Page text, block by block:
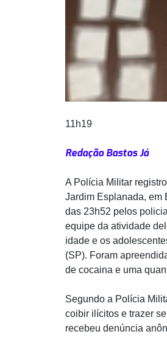
11h19
Redação Bastos Já
A Polícia Militar
Jardim Esplanada, em
das 23h52 pelos
equipe da atividade
idade e os
(SP). Foram
de cocaina e uma
Segundo a Polícia
coibir ilícitos e trazer
recebeu denúncia